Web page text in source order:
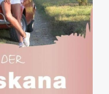
von 25000 € ein, eine
informiert hat.
die Suche nach
Spanien.